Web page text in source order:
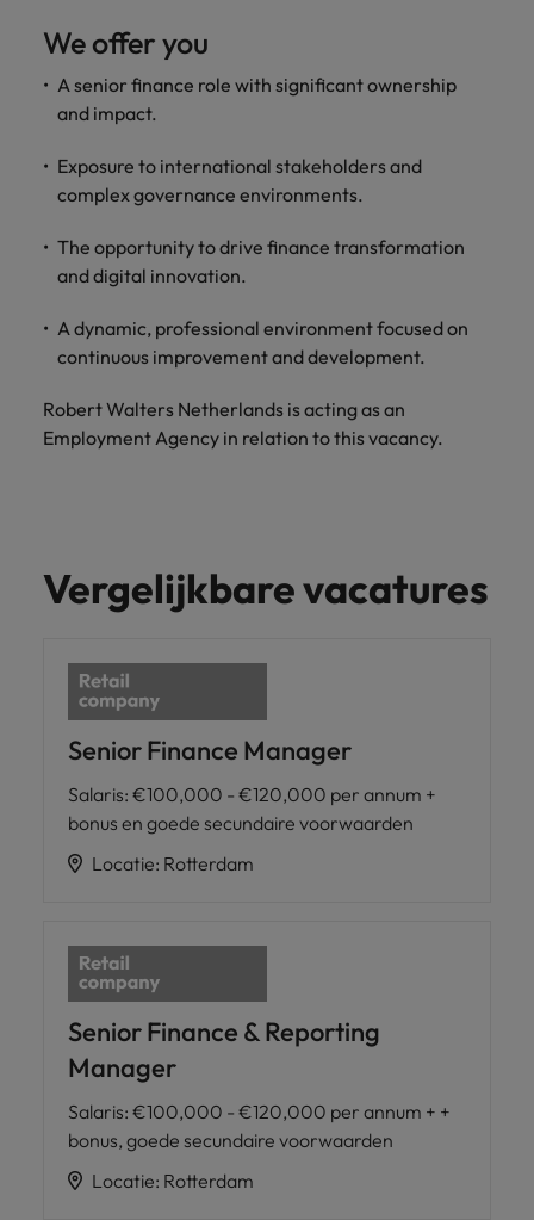
We offer you
A senior finance role with significant ownership
and impact.
Exposure to international stakeholders and
complex governance environments.
The opportunity to drive finance transformation
and digital innovation.
A dynamic, professional environment focused on
continuous improvement and development.
Robert Walters Netherlands is acting as an
Employment Agency in relation to this vacancy.
Vergelijkbare vacatures
Senior Finance Manager
Salaris: €100,000 - €120,000 per annum +
bonus en goede secundaire voorwaarden
Locatie: Rotterdam
Senior Finance & Reporting
Manager
Salaris: €100,000 - €120,000 per annum + +
bonus, goede secundaire voorwaarden
Locatie: Rotterdam